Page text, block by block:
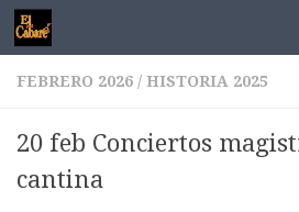
Saltar al contenido
FEBRERO 2026 / HISTORIA 2025
20 feb Conciertos
cantina